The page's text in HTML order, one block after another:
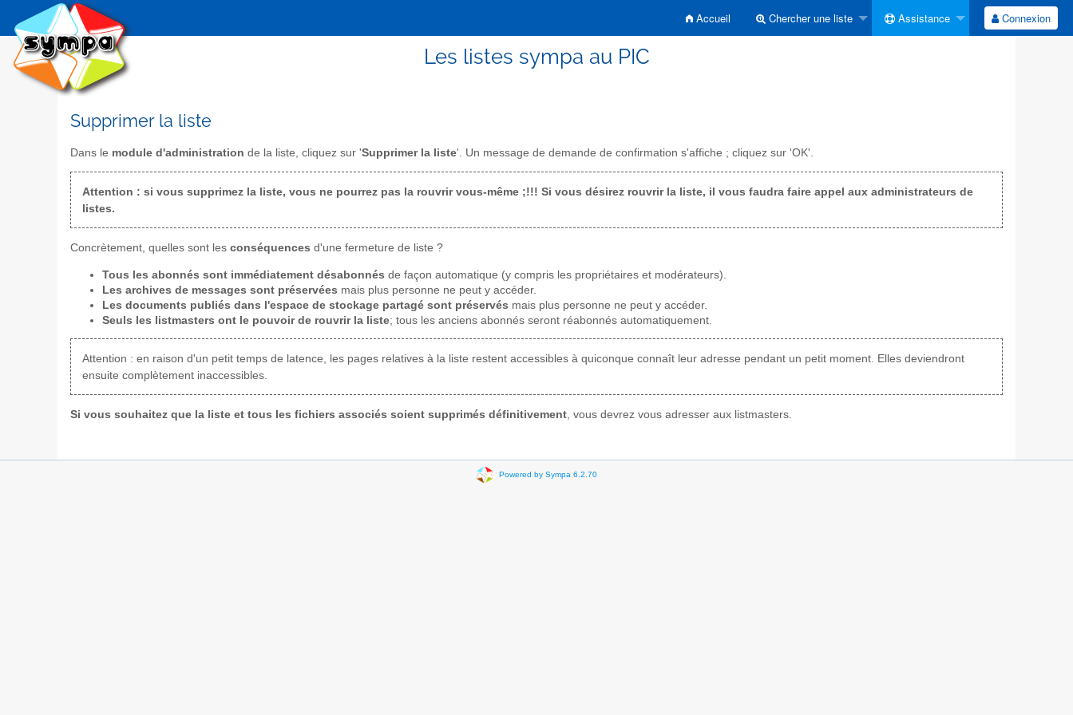
Accueil Chercher une liste Assistance Connexion
Les listes sympa au PIC
Supprimer la liste
Dans le module d'administration de la liste, cliquez sur 'Supprimer la liste'. Un message de demande de confirmation s'affiche ; cliquez sur 'OK'.
Attention : si vous supprimez la liste, vous ne pourrez pas la rouvrir vous-même ;!!! Si vous désirez rouvrir la liste, il vous faudra faire appel aux administrateurs de
listes.
Concrètement, quelles sont les conséquences d'une fermeture de liste ?
Tous les abonnés sont immédiatement désabonnés de façon automatique (y compris les propriétaires et modérateurs).
Les archives de messages sont préservées mais plus personne ne peut y accéder.
Les documents publiés dans l'espace de stockage partagé sont préservés mais plus personne ne peut y accéder.
Seuls les listmasters ont le pouvoir de rouvrir la liste; tous les anciens abonnés seront réabonnés automatiquement.
Attention : en raison d'un petit temps de latence, les pages relatives à la liste restent accessibles à quiconque connaît leur adresse pendant un petit moment. Elles deviendront
ensuite complètement inaccessibles.
Si vous souhaitez que la liste et tous les fichiers associés soient supprimés définitivement , vous devrez vous adresser aux listmasters.
Powered by Sympa 6.2.70